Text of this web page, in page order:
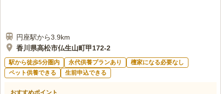
円座駅から3.9km
香川県高松市仏生山町甲172-2
駅から徒歩5分圏内 永代供養プランあり
檀家になる必要なし
ペット供養できる
生前申込できる
おすすめポイント